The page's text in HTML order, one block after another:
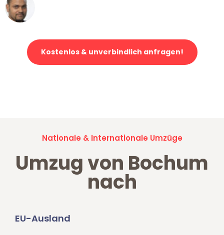
Kostenlos & unverbindlich anfragen!
Nationale & Internationale Umzüge
Umzug von Bochum
nach
EU-Ausland